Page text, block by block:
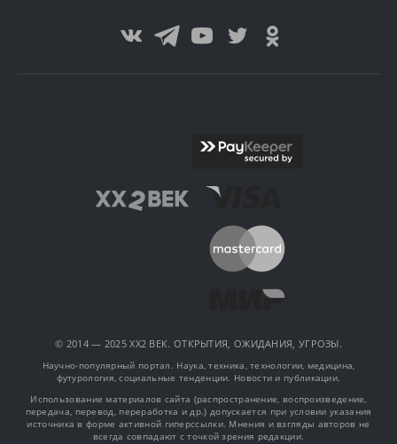
© 2014 — 2025 XX2 ВЕК. ОТКРЫТИЯ, ОЖИДАНИЯ, УГРОЗЫ.
Научно-популярный портал. Наука, техника, технологии, медицина,
футурология, социальные тенденции. Новости и публикации.
Использование материалов сайта (распространение, воспроизведение,
передача, перевод, переработка и др.) допускается при условии указания
источника в форме активной гиперссылки. Мнения и взгляды авторов не
всегда совпадают с точкой зрения редакции.